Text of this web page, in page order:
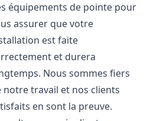
équipements de pointe pour
assurer que votre
est faite
et durera
Nous sommes fiers
notre travail et nos clients
en sont la preuve.